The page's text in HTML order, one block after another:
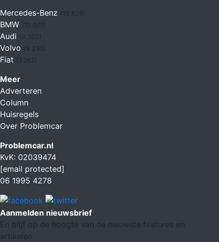
Mercedes-Benz
BMW
Audi
Volvo
Fiat (7.262)
Meer
Adverteren
Column
Huisregels
Over Problemcar
Problemcar.nl
KvK: 02039474
[email protected]
06 1995 4278
Aanmelden nieuwsbrief
En blijf op de hoogte van de nieuwste features en
artikelen